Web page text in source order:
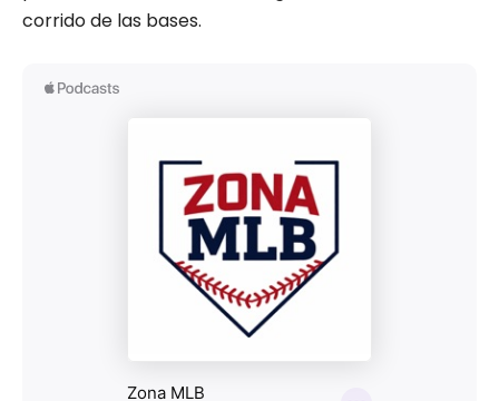
corrido de las bases.